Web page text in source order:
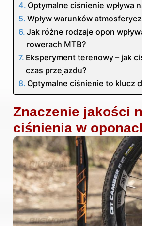
Optymalne ciśnienie wpływa
Wpływ warunków
Jak różne rodzaje opon
rowerach MTB?
Eksperyment terenowy – jak
czas przejazdu?
Optymalne ciśnienie to klucz
Znaczenie jakości
ciśnienia w